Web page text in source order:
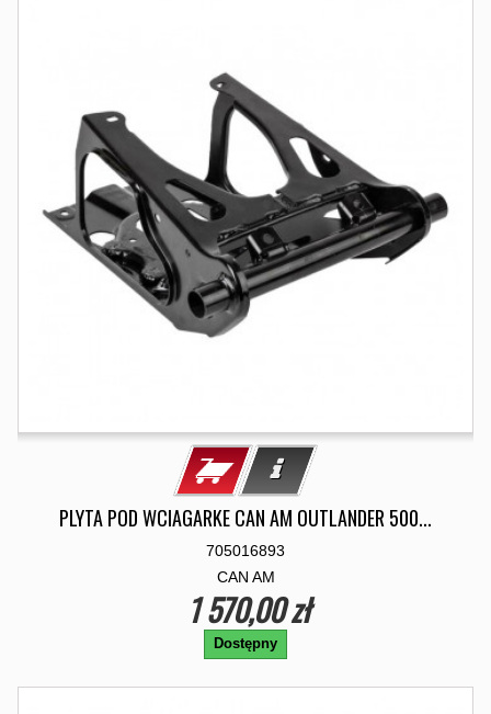
PLYTA POD WCIAGARKE CAN AM OUTLANDER 500...
705016893
CAN AM
1 570,00 zł
Dostępny